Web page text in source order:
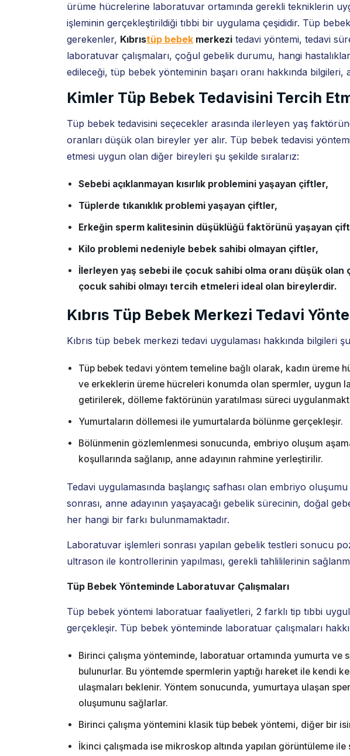
ürüme hücrelerine laboratuvar ortamında gerekli tekniklerin
işleminin gerçekleştirildiği tıbbi bir uygulama çeşididir. Tüp
gerekenler, Kıbrıstüp bebek merkezi tedavi yöntemi, tedavi
laboratuvar çalışmaları, çoğul gebelik durumu, hangi
edileceği, tüp bebek yönteminin başarı oranı hakkında bilgileri,
Kimler Tüp Bebek Tedavisini Tercih
Tüp bebek tedavisini seçecekler arasında ilerleyen yaş
oranları düşük olan bireyler yer alır. Tüp bebek tedavisi
etmesi uygun olan diğer bireyleri şu şekilde sıralarız:
Sebebi açıklanmayan kısırlık problemini yaşayan çiftler,
Tüplerde tıkanıklık problemi yaşayan çiftler,
Erkeğin sperm kalitesinin düşüklüğü faktörünü yaşayan
Kilo problemi nedeniyle bebek sahibi olmayan çiftler,
İlerleyen yaş sebebi ile çocuk sahibi olma oranı düşük
çocuk sahibi olmayı tercih etmeleri ideal olan bireylerdir.
Kıbrıs Tüp Bebek Merkezi Tedavi
Kıbrıs tüp bebek merkezi tedavi uygulaması hakkında bilgileri
Tüp bebek tedavi yöntem temeline bağlı olarak, kadın üreme
ve erkeklerin üreme hücreleri konumda olan spermler, uygun
getirilerek, dölleme faktörünün yaratılması süreci
Yumurtaların döllemesi ile yumurtalarda bölünme gerçekleşir.
Bölünmenin gözlemlenmesi sonucunda, embriyo oluşum
koşullarında sağlanıp, anne adayının rahmine yerleştirilir.
Tedavi uygulamasında başlangıç safhası olan embriyo
sonrası, anne adayının yaşayacağı gebelik sürecinin, doğal
her hangi bir farkı bulunmamaktadır.
Laboratuvar işlemleri sonrası yapılan gebelik testleri sonucu
ultrason ile kontrollerinin yapılması, gerekli tahlililerinin
Tüp Bebek Yönteminde Laboratuvar Çalışmaları
Tüp bebek yöntemi laboratuar faaliyetleri, 2 farklı tip tıbbi
gerçekleşir. Tüp bebek yönteminde laboratuar çalışmaları
Birinci çalışma yönteminde, laboratuar ortamında yumurta ve
bulunurlar. Bu yöntemde spermlerin yaptığı hareket ile kendi
ulaşmaları beklenir. Yöntem sonucunda, yumurtaya ulaşan
oluşumunu sağlarlar.
Birinci çalışma yöntemini klasik tüp bebek yöntemi, diğer bir
İkinci çalışmada ise mikroskop altında yapılan görüntüleme